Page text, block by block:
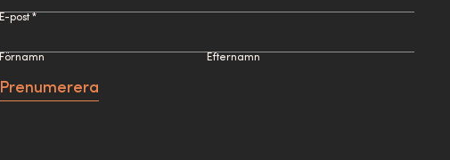
E-post *
Förnamn Efternamn
Prenumerera